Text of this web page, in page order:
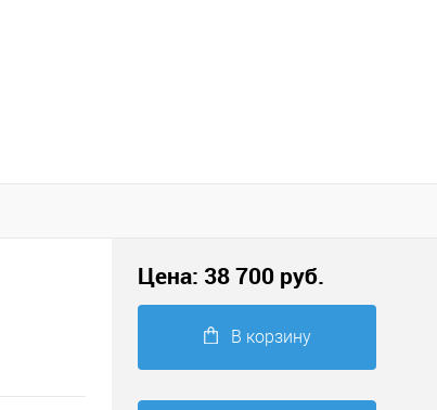
Цена: 38 700 руб.
В корзину